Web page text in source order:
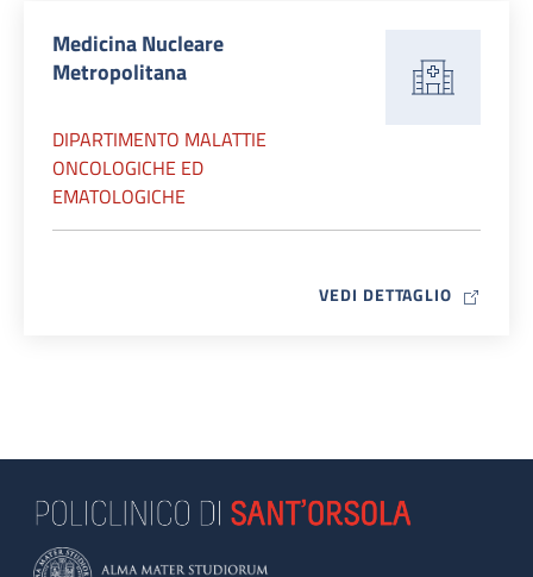
Medicina Nucleare
Metropolitana
DIPARTIMENTO MALATTIE
ONCOLOGICHE ED
EMATOLOGICHE
VEDI DETTAGLIO MAP ICON